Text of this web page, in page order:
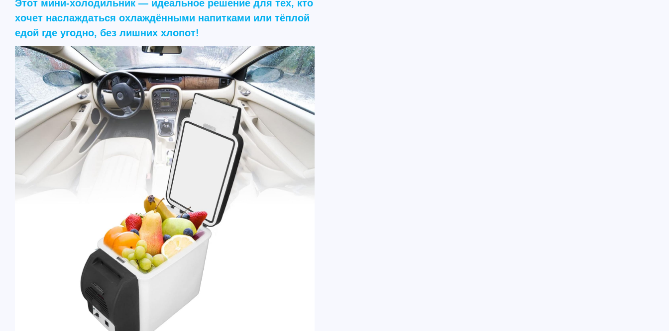
Этот мини-холодильник — идеальное решение для тех, кто
хочет наслаждаться охлаждёнными напитками или тёплой
едой где угодно, без лишних хлопот!